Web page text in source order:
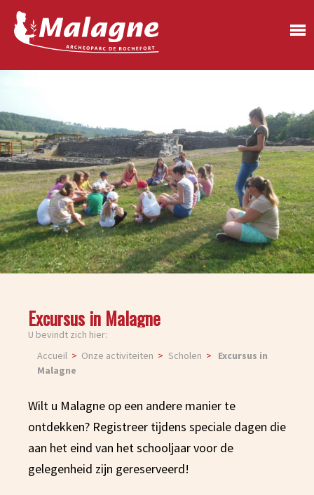
Excursus in Malagne
U bevindt zich hier:
Accueil
Onze activiteiten Scholen
Excursus in
Malagne
Wilt u Malagne op een andere manier te
ontdekken? Registreer tijdens speciale dagen die
aan het eind van het schooljaar voor de
gelegenheid zijn gereserveerd!